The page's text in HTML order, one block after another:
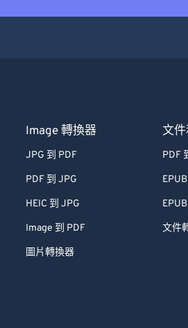
Image 轉換器
JPG 到 PDF
PDF 到 JPG
HEIC 到 JPG
Image 到 PDF
圖片轉換器
文
PDF
文件